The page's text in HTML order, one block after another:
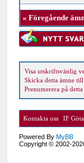
«Föregående
Visa utskriftsvänlig
Skicka detta ämne
Prenumerera på
Kontakta oss |IF
Powered ByMyBB
Copyright © 2002-